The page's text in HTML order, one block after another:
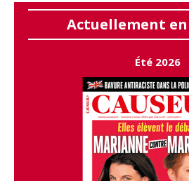
Actuellement
Été 2026